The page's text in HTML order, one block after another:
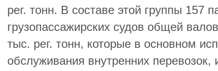
рег. тонн. В составе этой группы 157
грузопассажирских судов общей
тыс. рег. тонн, которые в основном
обслуживания внутренних